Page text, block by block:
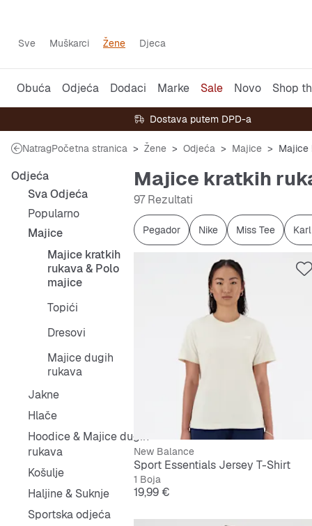
Sve Muškarci Žene Djeca
Obuća Odjeća Dodaci Marke Sale Novo Shop
Dostava putem DPD-a
NatragPočetna stranica Žene Odjeća Majice Majice
Odjeća
Sva Odjeća
Popularno
Majice
Majice kratkih
rukava & Polo
majice
Topići
Dresovi
Majice dugih
rukava
Jakne
Hlače
Hoodice & Majice dugih
rukava
Košulje
Haljine & Suknje
Sportska odjeća
Majice kratkih
97 Rezultati
Pegador Nike Miss Tee
New Balance
Sport Essentials Jersey T-Shirt
1 Boja
Cijena
19,99 €